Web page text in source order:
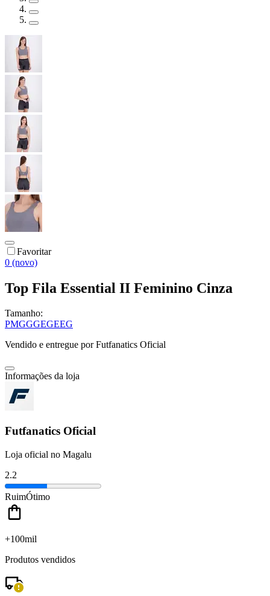
Favoritar
0 (novo)
Top Fila Essential II Feminino Cinza
Tamanho:
PMGGGEGEEG
Vendido e entregue por Futfanatics Oficial
Informações da loja
Futfanatics Oficial
Loja oficial no Magalu
2.2
RuimÓtimo
+100mil
Produtos vendidos